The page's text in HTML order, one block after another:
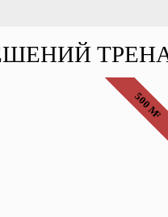
500 М²